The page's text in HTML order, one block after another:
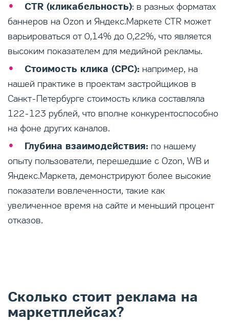
CTR (кликабельность): в разных форматах
баннеров на Ozon и Яндекс.Маркете CTR может
варьироваться от 0,14% до 0,22%, что является
высоким показателем для медийной рекламы.
Стоимость клика (CPC): например, на
нашей практике в проектам застройщиков в
Санкт-Петербурге стоимость клика составляла
122-123 рублей, что вполне конкурентоспособно
на фоне других каналов.
Глубина взаимодействия: по нашему
опыту пользователи, перешедшие с Ozon, WB и
Яндекс.Маркета, демонстрируют более высокие
показатели вовлеченности, такие как
увеличенное время на сайте и меньший процент
отказов.
Сколько стоит реклама на
маркетплейсах?